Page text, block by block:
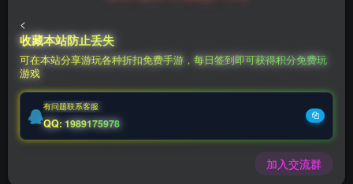
钻石会员￥10 至尊会员￥1
登录购买
充值福利联系站长.充值福利注意注册新账号
<
收藏本站防止丢失
可在本站分享游玩各种折扣免费手游，每日签到即可获得积分免费玩
游戏
有问题联系客服
QQ: 1989175978
加入交流群